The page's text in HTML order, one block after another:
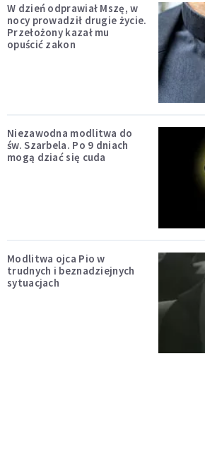
W dzień odprawiał Mszę, w
nocy prowadził drugie życie.
Przełożony kazał mu
opuścić zakon
Niezawodna modlitwa do
św. Szarbela. Po 9 dniach
mogą dziać się cuda
Modlitwa ojca Pio w
trudnych i beznadziejnych
sytuacjach